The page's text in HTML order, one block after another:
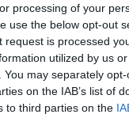
processing of your
use the below opt-out
is processed
utilized by us
may separately
on the IAB’s list of
to third parties on the
και
βασίζεται σε